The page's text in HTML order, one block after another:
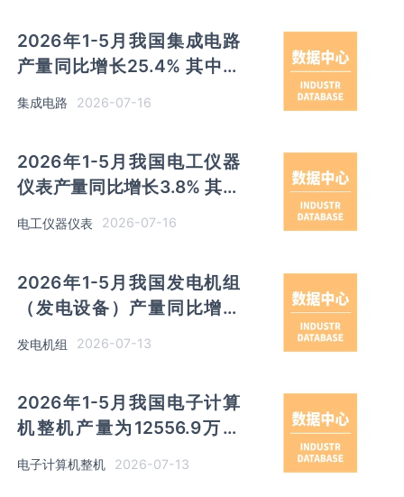
2026年1-5月我国集成电路
产量同比增长25.4% 其中江
苏产量占比32.45%居首位
集成电路 2026-07-16
2026年1-5月我国电工仪器
仪表产量同比增长3.8% 其中
一
电工仪器仪表 2026-07-16
2026年1-5月我国发电机组
（发电设备）产量同比增长
21.63%
发电机组 2026-07-13
2026年1-5月我国电子计算
机整机产量为12556.9万台
同比下降11.2% 其中广东产量
占比27.9%
电子计算机整机 2026-07-13